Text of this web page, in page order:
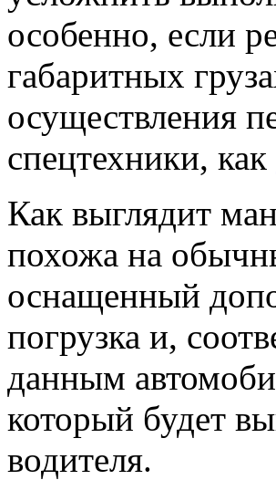
особенно, если
габаритных
осуществления
спецтехники, как
Как выглядит
похожа на
оснащенный
погрузка и,
данным
который будет
водителя.